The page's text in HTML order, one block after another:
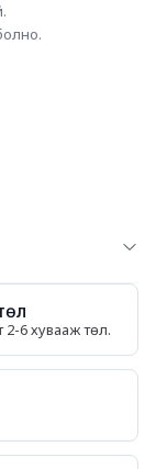
2-6 хувааж төл.